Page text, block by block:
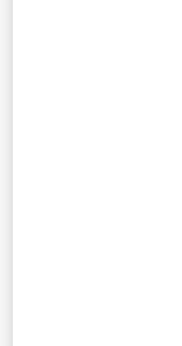
● si vous
lorsque
doses
1 g par
notamment
fièvre ou des
prise et/ou <
● si vous
d'antécédent
et lorsque
doses comme
par prise et/
notamment
fièvre ou des
prise et/ou < 3 g